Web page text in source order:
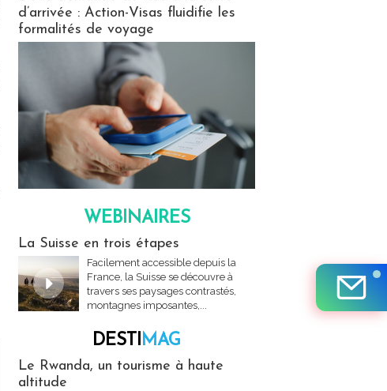
d’arrivée : Action-Visas fluidifie les
formalités de voyage
WEBINAIRES
La Suisse en trois étapes
Facilement accessible depuis la
France, la Suisse se découvre à
travers ses paysages contrastés,
montagnes imposantes,...
DESTIMAG
Le Rwanda, un tourisme à haute
altitude